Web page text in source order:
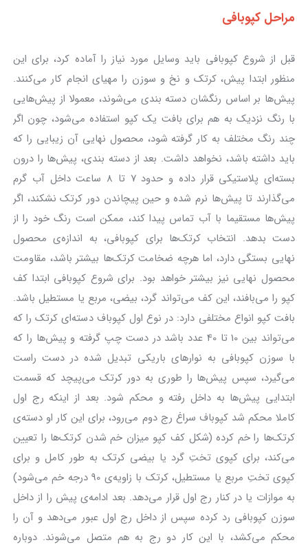
مراحل کپوبافی
قبل از شروع کپوبافی باید وسایل مورد نیاز را آماده کرد، برای این
منظور ابتدا پیش، کرتک و نخ و سوزن را مهیای انجام کار می‌کنند.
پیش‌ها بر اساس رنگشان دسته بندی می‌شوند، معمولا از پیش‌هایی
با رنگ نزدیک به هم برای بافت یک کپو استفاده می‌شود، چون اگر
چند رنگ مختلف به کار گرفته شود، محصول نهایی آن زیبایی را که
باید داشته باشد، نخواهد داشت. بعد از دسته بندی، پیش‌ها را درون
بسته‌ای پلاستیکی قرار داده و حدود 7 تا 8 ساعت داخل آب گرم
می‌گذارند تا پیش‌ها نرم شده و حین پیچاندن دور کرتک نشکند، اگر
پیش‌ها مستقیما با آب تماس پیدا کند، ممکن است رنگ خود را از
دست بدهد. انتخاب کرتک‌ها برای کپوبافی، به اندازه‌ی محصول
نهایی بستگی دارد، اما هرچه ضخامت کرتک‌ها بیشتر باشد، مقاومت
محصول نهایی نیز بیشتر خواهد بود. برای شروع کپوبافی ابتدا کف
کپو را می‌بافند، این کف می‌تواند گرد، بیضی، مربع یا مستطیل باشد.
بافت کپو انواع مختلفی دارد: در نوع اول کپوباف دسته‌ای کرتک را که
می‌تواند بین 10 تا 40 عدد باشد در دست چپ گرفته و پیش‌ها را که
با سوزن کپوبافی به نوارهای باریکی تبدیل شده در دست راست
می‌گیرد، سپس پیش‌ها را طوری به دور کرتک می‌پیچد که قسمت
ابتدایی پیش‌ها به داخل رفته و محکم شود. بعد از اینکه رج اول
کاملا محکم شد کپوباف سراغ رج دوم می‌رود، برای این کار او دسته‌ی
کرتک‌ها را خم کرده (شکل کف کپو میزان خم شدن کرتک‌ها را تعیین
می‌کند، برای کپوی تختِ گرد یا بیضی کرتک به طور کامل و برای
کپوی تختِ مربع یا مستطیل، کرتک با زاویه‌ی 90 درجه خم می‌شود)
به موازات یا در کنار رج اول قرار می‌دهد. بعد ادامه‌ی پیش را از داخل
سوزن کپوبافی رد کرده سپس از داخل رج اول عبور می‌دهد و آن را
محکم می‌کشد، با این کار دو رج به هم متصل می‌شوند. دوباره